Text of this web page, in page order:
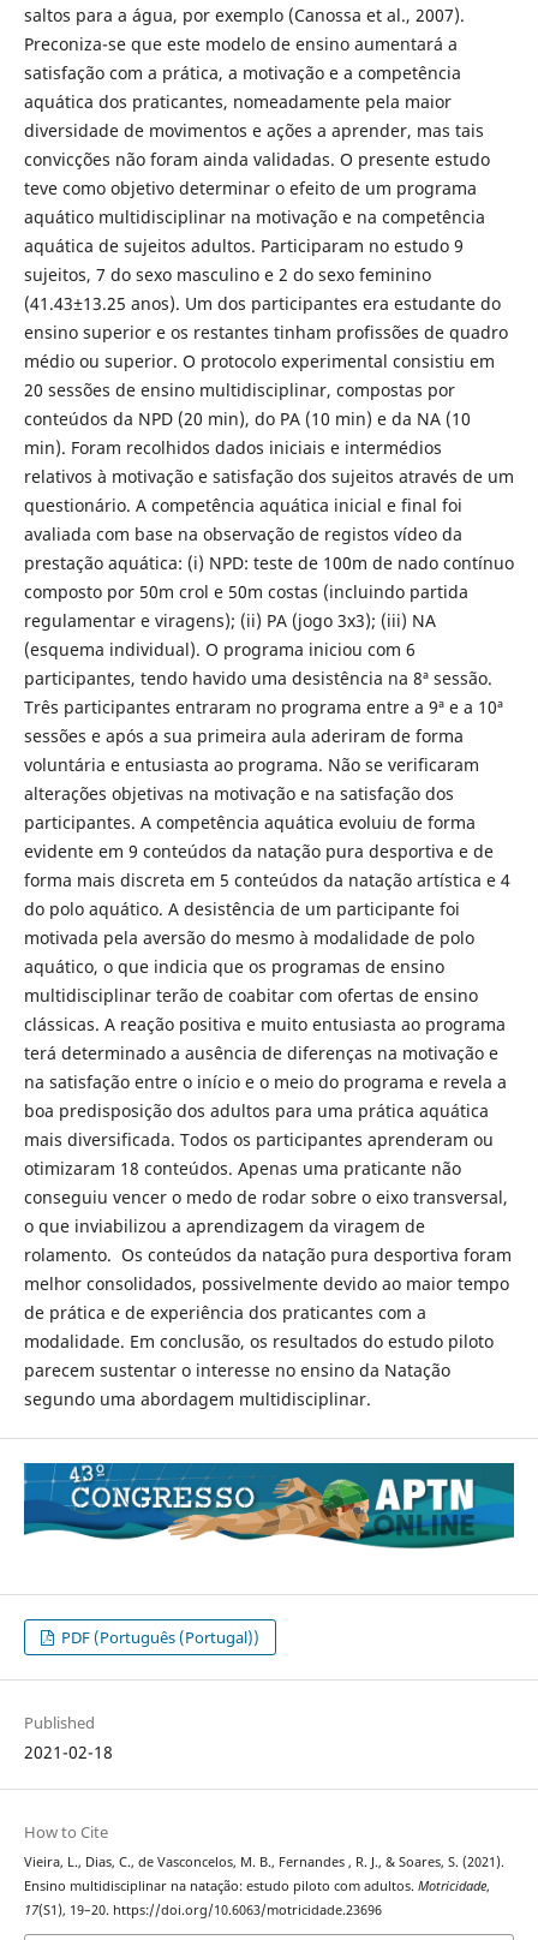
saltos para a água, por exemplo (Canossa et al., 2007).
Preconiza-se que este modelo de ensino aumentará a
satisfação com a prática, a motivação e a competência
aquática dos praticantes, nomeadamente pela maior
diversidade de movimentos e ações a aprender, mas tais
convicções não foram ainda validadas. O presente estudo
teve como objetivo determinar o efeito de um programa
aquático multidisciplinar na motivação e na competência
aquática de sujeitos adultos. Participaram no estudo 9
sujeitos, 7 do sexo masculino e 2 do sexo feminino
(41.43±13.25 anos). Um dos participantes era estudante do
ensino superior e os restantes tinham profissões de quadro
médio ou superior. O protocolo experimental consistiu em
20 sessões de ensino multidisciplinar, compostas por
conteúdos da NPD (20 min), do PA (10 min) e da NA (10
min). Foram recolhidos dados iniciais e intermédios
relativos à motivação e satisfação dos sujeitos através de um
questionário. A competência aquática inicial e final foi
avaliada com base na observação de registos vídeo da
prestação aquática: (i) NPD: teste de 100m de nado contínuo
composto por 50m crol e 50m costas (incluindo partida
regulamentar e viragens); (ii) PA (jogo 3x3); (iii) NA
(esquema individual). O programa iniciou com 6
participantes, tendo havido uma desistência na 8ª sessão.
Três participantes entraram no programa entre a 9ª e a 10ª
sessões e após a sua primeira aula aderiram de forma
voluntária e entusiasta ao programa. Não se verificaram
alterações objetivas na motivação e na satisfação dos
participantes. A competência aquática evoluiu de forma
evidente em 9 conteúdos da natação pura desportiva e de
forma mais discreta em 5 conteúdos da natação artística e 4
do polo aquático. A desistência de um participante foi
motivada pela aversão do mesmo à modalidade de polo
aquático, o que indicia que os programas de ensino
multidisciplinar terão de coabitar com ofertas de ensino
clássicas. A reação positiva e muito entusiasta ao programa
terá determinado a ausência de diferenças na motivação e
na satisfação entre o início e o meio do programa e revela a
boa predisposição dos adultos para uma prática aquática
mais diversificada. Todos os participantes aprenderam ou
otimizaram 18 conteúdos. Apenas uma praticante não
conseguiu vencer o medo de rodar sobre o eixo transversal,
o que inviabilizou a aprendizagem da viragem de
rolamento. Os conteúdos da natação pura desportiva foram
melhor consolidados, possivelmente devido ao maior tempo
de prática e de experiência dos praticantes com a
modalidade. Em conclusão, os resultados do estudo piloto
parecem sustentar o interesse no ensino da Natação
segundo uma abordagem multidisciplinar.
PDF (Português (Portugal))
Published
2021-02-18
How to Cite
Vieira, L., Dias, C., de Vasconcelos, M. B., Fernandes , R. J., & Soares, S. (2021).
Ensino multidisciplinar na natação: estudo piloto com adultos. Motricidade,
17(S1), 19–20. https://doi.org/10.6063/motricidade.23696